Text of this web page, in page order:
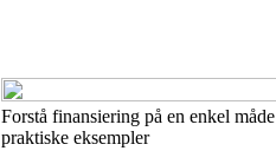
Forstå finansiering på en enkel
praktiske eksempler